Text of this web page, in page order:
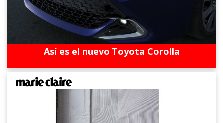
Así es el nuevo Toyota Corolla